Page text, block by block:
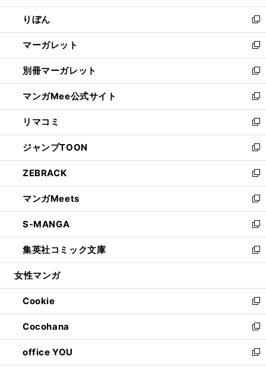
開
く
ウ
で
開
く
ン
ド
ウ
で
開
く
ウ
ィ
ン
ド
ウ
で
開
く
りぼん
新
し
い
ウ
ィ
ン
ド
ウ
で
開
く
マーガレット
新
し
い
ウ
ィ
ン
ド
ウ
で
開
く
別冊マーガレット
新
し
い
ウ
ィ
ン
ド
ウ
で
開
く
マンガMee公式サイト
新
し
い
ウ
ィ
ン
ド
ウ
で
開
く
リマコミ
新
し
い
ウ
ィ
ン
ド
ウ
で
開
く
ジャンプTOON
新
し
い
ウ
ィ
ン
ド
ウ
で
開
ZEBRACK
新
し
い
ウ
ィ
ン
ド
ウ
開
く
マンガMeets
新
し
い
ウ
ィ
ン
ウ
で
開
く
S-MANGA
新
し
い
ウ
ン
ド
ウ
で
開
く
集英社コミック文庫
新
し
ウ
ィ
ン
ド
ウ
で
開
女性マンガ
Cookie
新
し
い
ウ
ィ
ン
Cocohana
新
し
い
ウ
office YOU
新
し